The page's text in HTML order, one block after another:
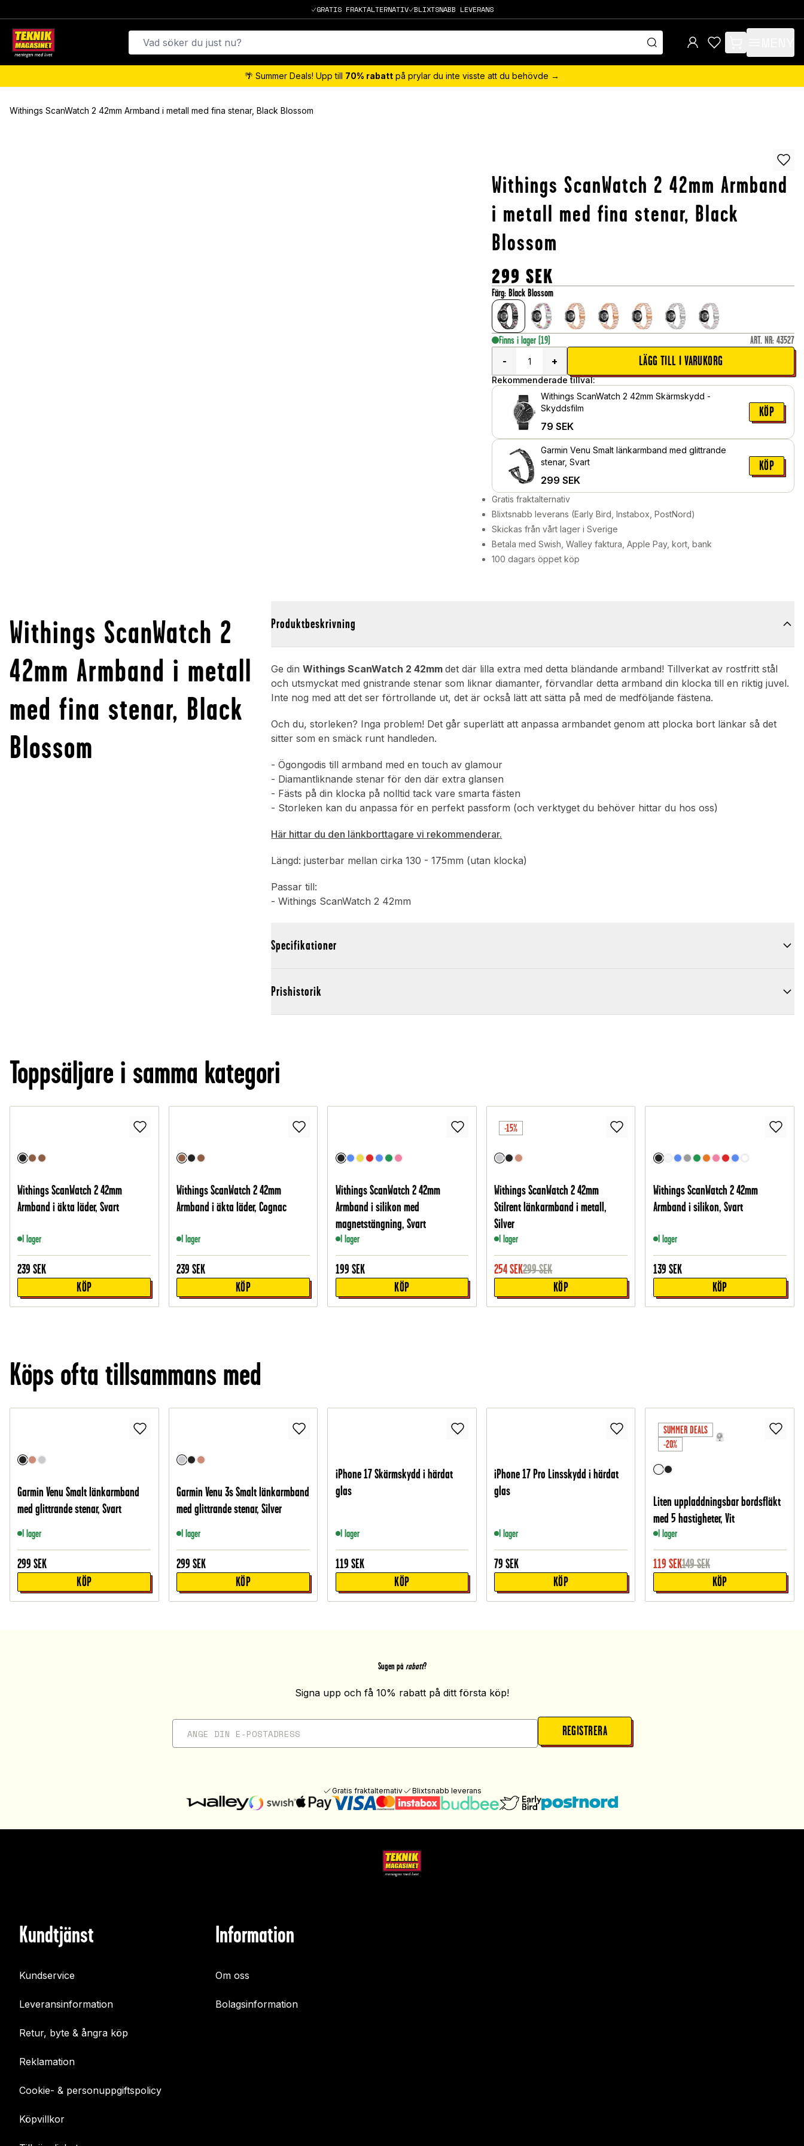
GRATIS FRAKTALTERNATIV BLIXTSNABB LEVERANS
items in cart, view
🌴 Summer Deals! Upp till 70% rabatt på prylar du inte visste att du behövde →
Withings ScanWatch 2 42mm Armband i metall med fina stenar, Black Blossom
Withings ScanWatch 2 42mm Armband
i metall med fina stenar, Black
Blossom
299 SEK
Färg: Black Blossom
Finns i lager (19) ART. NR: 43527
-
+ LÄGG TILL I VARUKORG
Rekommenderade tillval:
Withings ScanWatch 2 42mm Skärmskydd -
Skyddsfilm
79 SEK
KÖP
Garmin Venu Smalt länkarmband med glittrande
stenar, Svart
299 SEK
KÖP
Gratis fraktalternativ
Blixtsnabb leverans (Early Bird, Instabox, PostNord)
Skickas från vårt lager i Sverige
Betala med Swish, Walley faktura, Apple Pay, kort, bank
100 dagars öppet köp
Withings ScanWatch 2
42mm Armband i metall
med fina stenar, Black
Blossom
Produktbeskrivning
Ge dinWithings ScanWatch 2 42mmdet där lilla extra med detta bländande armband! Tillverkat av rostfritt stål
och utsmyckat med gnistrande stenar som liknar diamanter, förvandlar detta armband din klocka till en riktig juvel.
Inte nog med att det ser förtrollande ut, det är också lätt att sätta på med de medföljande fästena.
Och du, storleken? Inga problem! Det går superlätt att anpassa armbandet genom att plocka bort länkar så det
sitter som en smäck runt handleden.
- Ögongodis till armband med en touch av glamour
- Diamantliknande stenar för den där extra glansen
- Fästs på din klocka på nolltid tack vare smarta fästen
- Storleken kan du anpassa för en perfekt passform (och verktyget du behöver hittar du hos oss)
Här hittar du den länkborttagare vi rekommenderar.
Längd: justerbar mellan cirka 130 - 175mm (utan klocka)
Passar till:
- Withings ScanWatch 2 42mm
Specifikationer
Prishistorik
Toppsäljare i samma kategori
Withings ScanWatch 2 42mm
Armband i äkta läder, Svart
I lager
239 SEK
KÖP
Withings ScanWatch 2 42mm
Armband i äkta läder, Cognac
I lager
239 SEK
KÖP
Withings ScanWatch 2 42mm
Armband i silikon med
magnetstängning, Svart
I lager
199 SEK
KÖP
-15%
Withings ScanWatch 2 42mm
Stilrent länkarmband i metall,
Silver
I lager
254SEK299SEK
KÖP
Withings ScanWatch 2 42mm
Armband i silikon, Svart
I lager
139 SEK
KÖP
Köps ofta tillsammans med
Garmin Venu Smalt länkarmband
med glittrande stenar, Svart
I lager
299 SEK
KÖP
Garmin Venu 3s Smalt länkarmband
med glittrande stenar, Silver
I lager
299 SEK
KÖP
iPhone 17 Skärmskydd i härdat
glas
I lager
119 SEK
KÖP
iPhone 17 Pro Linsskydd i härdat
glas
I lager
79 SEK
KÖP
SUMMER DEALS
-20%
Liten uppladdningsbar bordsfläkt
med 5 hastigheter, Vit
I lager
119 SEK149SEK
KÖP
Sugen på rabatt?
Signa upp och få 10% rabatt på ditt första köp!
REGISTRERA
Gratis fraktalternativ Blixtsnabb leverans
Kundtjänst
Kundservice
Leveransinformation
Retur, byte & ångra köp
Reklamation
Cookie- & personuppgiftspolicy
Köpvillkor
Information
Om oss
Bolagsinformation